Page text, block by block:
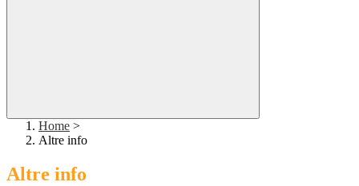
Home >
Altre info
Altre info